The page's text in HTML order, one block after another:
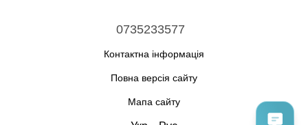
0735233577
Контактна інформація
Повна версія сайту
Мапа сайту